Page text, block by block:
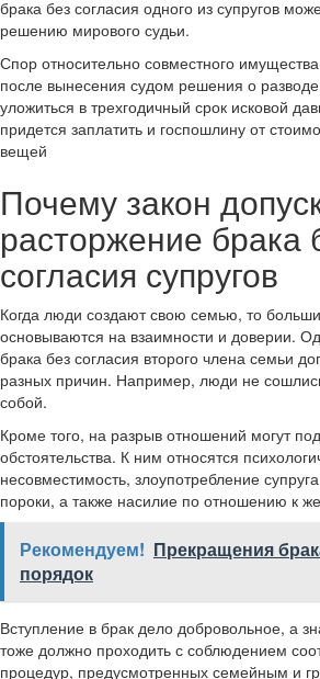
брака без согласия одного из супругов
решению мирового судьи.
Спор относительно совместного
после вынесения судом решения о
уложиться в трехгодичный срок исковой
придется заплатить и госпошлину от
вещей
Почему закон
расторжение брака
согласия супругов
Когда люди создают свою семью, то
основываются на взаимности и доверии.
брака без согласия второго члена семьи
разных причин. Например, люди не
собой.
Кроме того, на разрыв отношений могут
обстоятельства. К ним относятся
несовместимость, злоупотребление
пороки, а также насилие по отношению к
Рекомендуем! Прекращения
порядок
Вступление в брак дело добровольное, а
тоже должно проходить с соблюдением
процедур, предусмотренных семейным и